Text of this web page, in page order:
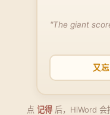
"The giant
又
点 记得 后，HiWord 会